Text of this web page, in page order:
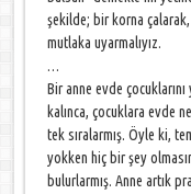
şekilde; bir korna
mutlaka uyarmalıyız.
…
Bir anne evde çocuklarını
kalınca, çocuklara evde
tek sıralarmış. Öyle ki,
yokken hiç bir şey
bulurlarmış. Anne artık